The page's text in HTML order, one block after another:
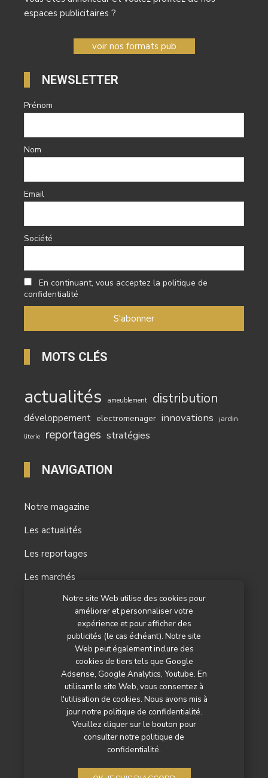
Notre site Web utilise des cookies pour
améliorer et personnaliser votre
expérience et pour afficher des
publicités (le cas échéant). Notre site
Web peut également inclure des
cookies de tiers tels que Google
Adsense, Google Analytics, Youtube. En
utilisant le site Web, vous consentez à
l'utilisation de cookies. Nous avons mis à
jour notre politique de confidentialité.
Veuillez cliquer sur le bouton pour
consulter notre politique de
confidentialité.
espaces publicitaires ?
voir nos formats pub
NEWSLETTER
Prénom
Nom
Email
Société
En continuant, vous acceptez la politique de
confidentialité
MOTS CLÉS
actualités ameublement distribution
développement electromenager innovations jardin
literie reportages stratégies
NAVIGATION
Notre magazine
Les actualités
Les reportages
Les marchés
Nos autres titres
Qui sommes-nous ?
Contactez-nous
Mentions légales
Politique de confidentialité